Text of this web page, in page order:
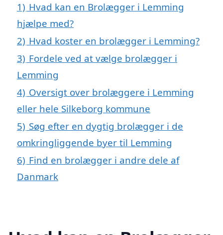
1) Hvad kan en Brolægger i Lemming
hjælpe med?
2) Hvad koster en brolægger i Lemming?
3) Fordele ved at vælge brolægger i
Lemming
4) Oversigt over brolæggere i Lemming
eller hele Silkeborg kommune
5) Søg efter en dygtig brolægger i de
omkringliggende byer til Lemming
6) Find en brolægger i andre dele af
Danmark